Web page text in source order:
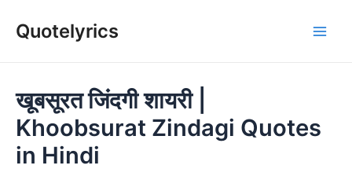
Quotelyrics
खूबसूरत जिंदगी शायरी |
Khoobsurat Zindagi Quotes
in Hindi